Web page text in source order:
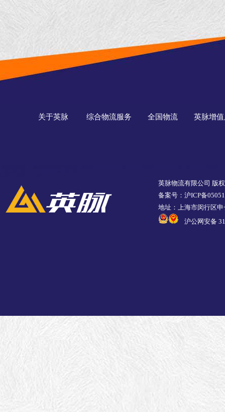
关于英脉 综合物流服务 全国物流 英脉增
英脉物流有限公司 版
备案号：沪ICP备
地址：上海市闵行区
沪公网安备